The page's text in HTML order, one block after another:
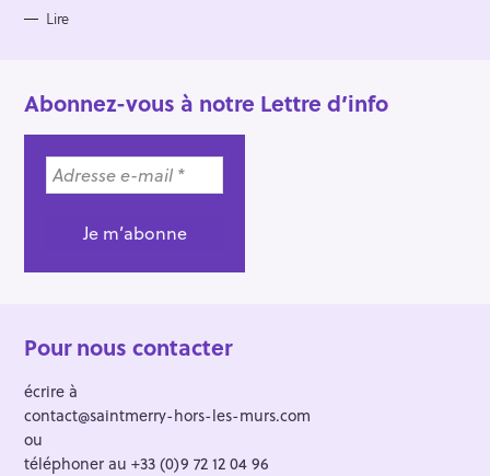
Lire
Abonnez-vous à notre Lettre d’info
Pour nous contacter
écrire à
contact@saintmerry-hors-les-murs.com
ou
téléphoner au +33 (0)9 72 12 04 96